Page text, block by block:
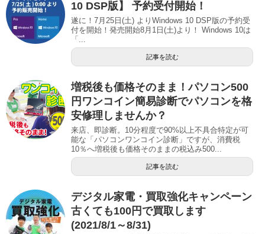
10 DSP版】 予約受付開始！
遂に！7月25日(土) よりWindows 10 DSP版の予約受
付を開始！発売開始8月1日(土)より！ Windows 10は
「...
記事を読む
増税後も価格そのまま！パソコン500
円ワンコイン簡易診断でパソコンを格
安修理しませんか？
来店、即診断。10分程度で90%以上不具合特定が可
能な「パソコンワンコイン診断」ですが、消費税
10％へ増税後も価格そのままの税込み500...
記事を読む
デジタル家電・買取強化キャンペーン
古くても100円で買取します
(2021/8/1～8/31)